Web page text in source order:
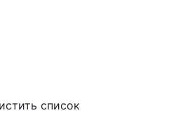
список